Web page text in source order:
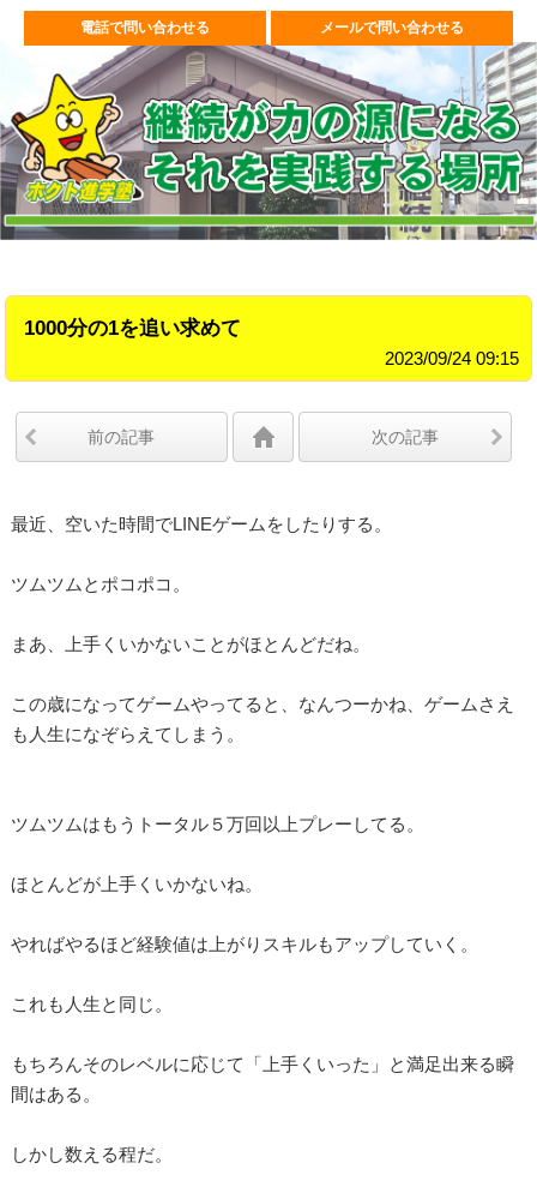
電話で問い合わせる メールで問い合わせる
1000分の1を追い求めて
2023/09/24 09:15
前の記事 次の記事
最近、空いた時間でLINEゲームをしたりする。
ツムツムとポコポコ。
まあ、上手くいかないことがほとんどだね。
この歳になってゲームやってると、なんつーかね、ゲームさえ
も人生になぞらえてしまう。
ツムツムはもうトータル５万回以上プレーしてる。
ほとんどが上手くいかないね。
やればやるほど経験値は上がりスキルもアップしていく。
これも人生と同じ。
もちろんそのレベルに応じて「上手くいった」と満足出来る瞬
間はある。
しかし数える程だ。